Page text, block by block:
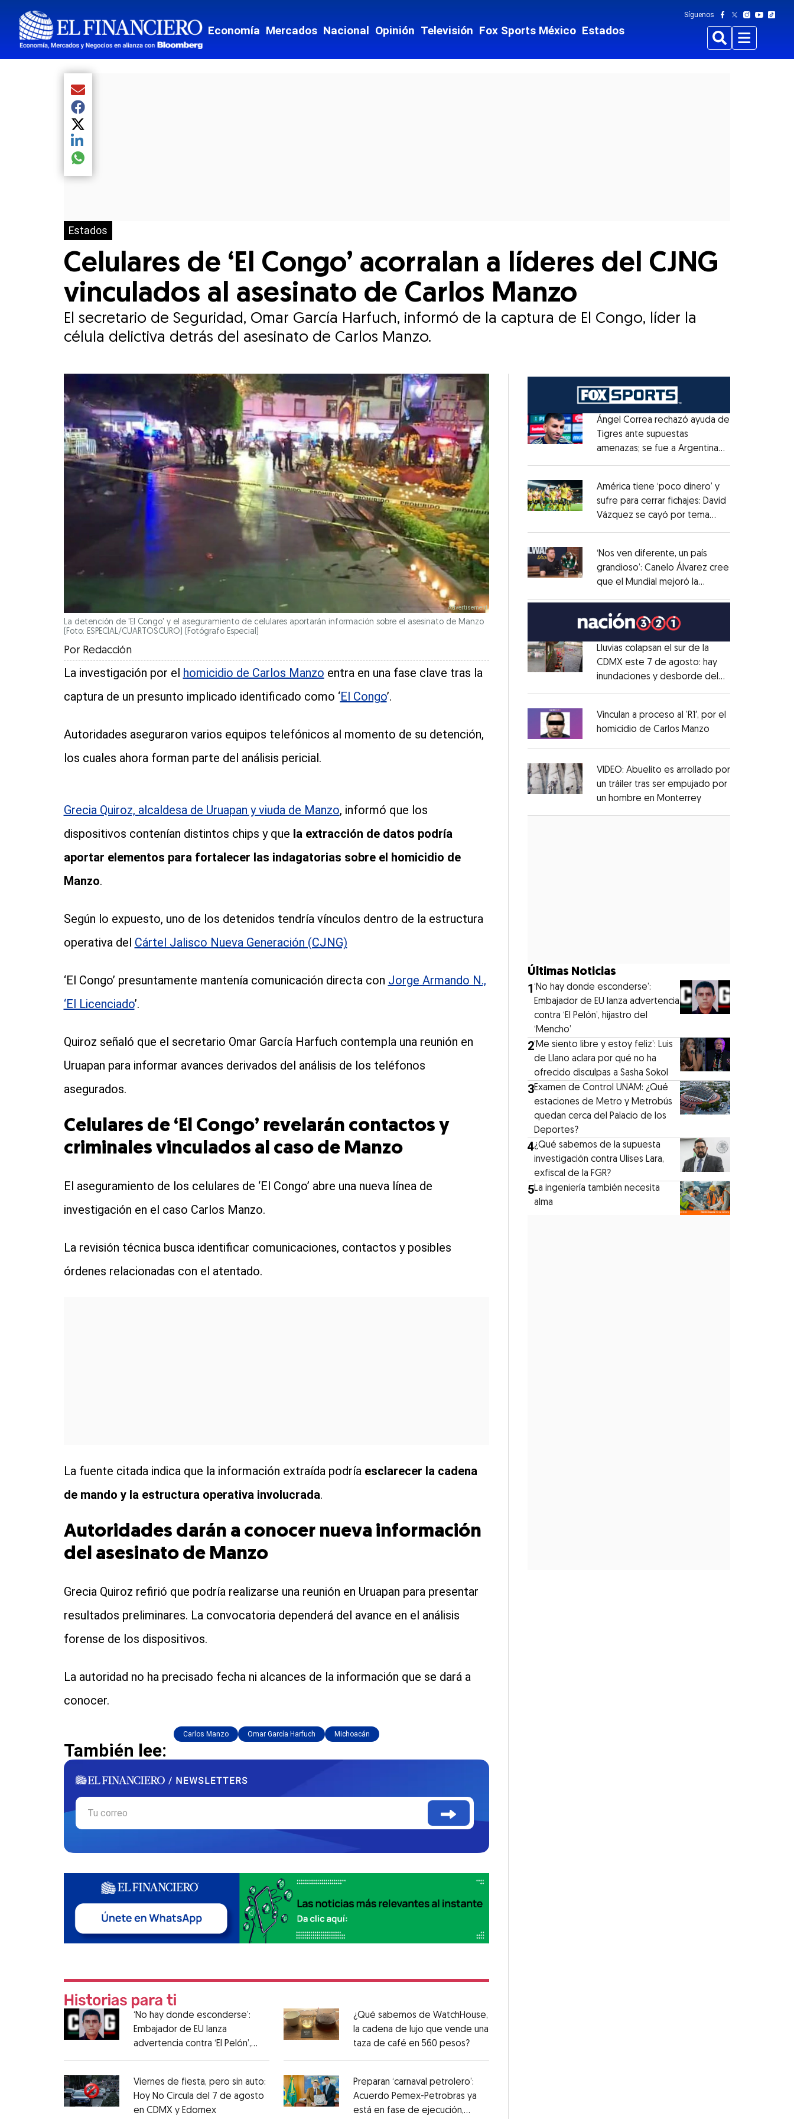
Economía Mercados Nacional Opinión Televisión Fox Sports México Estados
Síguenos
BuscarMenu
Estados
Celulares de ‘El Congo’ acorralan a líderes del CJNG
vinculados al asesinato de Carlos Manzo
El secretario de Seguridad, Omar García Harfuch, informó de la captura de El Congo, líder la
célula delictiva detrás del asesinato de Carlos Manzo.
Compartir el artículo actual mediante Email
Compartir el artículo actual mediante Facebook
Compartir el artículo actual mediante Twitter
Compartir el artículo actual mediante LinkedIn
Compartir el artículo actual mediante global.social-whatsapp
La detención de 'El Congo' y el aseguramiento de celulares aportarán información sobre el asesinato de Manzo
(Foto: ESPECIAL/CUARTOSCURO) (Fotógrafo Especial)
Por Redacción
La investigación por el homicidio de Carlos Manzo entra en una fase clave tras la
captura de un presunto implicado identificado como ‘El Congo’.
Autoridades aseguraron varios equipos telefónicos al momento de su detención,
los cuales ahora forman parte del análisis pericial.
Grecia Quiroz, alcaldesa de Uruapan y viuda de Manzo, informó que los
dispositivos contenían distintos chips y que la extracción de datos podría
aportar elementos para fortalecer las indagatorias sobre el homicidio de
Manzo.
Según lo expuesto, uno de los detenidos tendría vínculos dentro de la estructura
operativa del Cártel Jalisco Nueva Generación (CJNG)
‘El Congo’ presuntamente mantenía comunicación directa con Jorge Armando N.,
‘El Licenciado’.
Quiroz señaló que el secretario Omar García Harfuch contempla una reunión en
Uruapan para informar avances derivados del análisis de los teléfonos
asegurados.
Celulares de ‘El Congo’ revelarán contactos y
criminales vinculados al caso de Manzo
El aseguramiento de los celulares de ‘El Congo’ abre una nueva línea de
investigación en el caso Carlos Manzo.
La revisión técnica busca identificar comunicaciones, contactos y posibles
órdenes relacionadas con el atentado.
La fuente citada indica que la información extraída podría esclarecer la cadena
de mando y la estructura operativa involucrada.
Autoridades darán a conocer nueva información
del asesinato de Manzo
Grecia Quiroz refirió que podría realizarse una reunión en Uruapan para presentar
resultados preliminares. La convocatoria dependerá del avance en el análisis
forense de los dispositivos.
La autoridad no ha precisado fecha ni alcances de la información que se dará a
conocer.
Carlos Manzo Omar García Harfuch Michoacán
También lee:
‘No hay donde esconderse’:
Embajador de EU lanza
advertencia contra ‘El Pelón’,
¿Qué sabemos de WatchHouse,
la cadena de lujo que vende una
taza de café en 560 pesos?
Viernes de fiesta, pero sin auto:
Hoy No Circula del 7 de agosto
en CDMX y Edomex
Preparan ‘carnaval petrolero’:
Acuerdo Pemex-Petrobras ya
está en fase de ejecución,
Opens in new window
Ángel Correa rechazó ayuda de
Tigres ante supuestas
amenazas; se fue a Argentina
Opens in new window
América tiene ‘poco dinero’ y
sufre para cerrar fichajes: David
Vázquez se cayó por tema
Opens in new window
‘Nos ven diferente, un país
grandioso’: Canelo Álvarez cree
que el Mundial mejoró la
Opens in new window
Lluvias colapsan el sur de la
CDMX este 7 de agosto: hay
inundaciones y desborde del
Opens in new window
Vinculan a proceso al ’R1′, por el
homicidio de Carlos Manzo
Opens in new window
VIDEO: Abuelito es arrollado por
un tráiler tras ser empujado por
un hombre en MonterreyOpens in new
Últimas Noticias
1‘No hay donde esconderse’:
Embajador de EU lanza advertencia
contra ‘El Pelón’, hijastro del
‘Mencho’
2‘Me siento libre y estoy feliz’: Luis
de Llano aclara por qué no ha
ofrecido disculpas a Sasha Sokol
3Examen de Control UNAM: ¿Qué
estaciones de Metro y Metrobús
quedan cerca del Palacio de los
Deportes?
4¿Qué sabemos de la supuesta
investigación contra Ulises Lara,
exfiscal de la FGR?
5La ingeniería también necesita
alma